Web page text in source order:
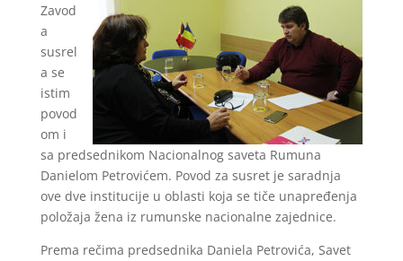
Zavod
a
susrel
a se
istim
povod
om i
sa predsednikom Nacionalnog saveta Rumuna
Danielom Petrovićem. Povod za susret je saradnja
ove dve institucije u oblasti koja se tiče unapređenja
položaja žena iz rumunske nacionalne zajednice.
Prema rečima predsednika Daniela Petrovića, Savet